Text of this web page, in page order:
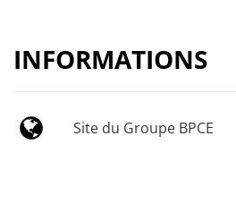
INFORMATIONS
Site du Groupe BPCE